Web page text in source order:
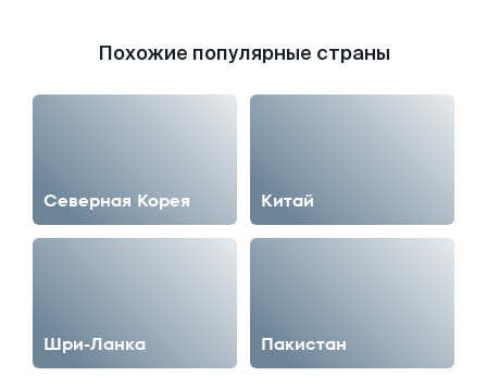
Похожие популярные страны
Северная Корея Китай
Шри-Ланка Пакистан